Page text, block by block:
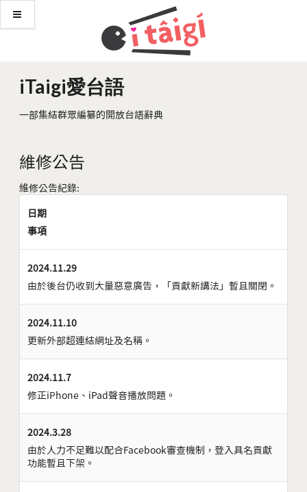
iTaigi愛台語
一部集結群眾編纂的開放台語辭典
維修公告
維修公告紀錄:
日期
事項
2024.11.29
由於後台仍收到大量惡意廣告，「貢獻新講法」暫且關閉。
2024.11.10
更新外部超連結網址及名稱。
2024.11.7
修正iPhone、iPad聲音播放問題。
2024.3.28
由於人力不足難以配合Facebook審查機制，登入具名貢獻
功能暫且下架。